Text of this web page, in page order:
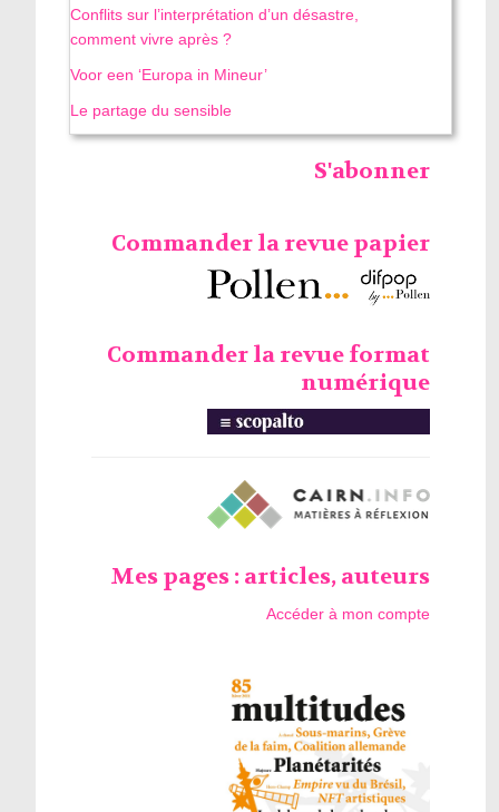
Conflits sur l’interprétation d’un désastre,
comment vivre après ?
Voor een ‘Europa in Mineur’
Le partage du sensible
S'abonner
Commander la revue papier
Commander la revue format
numérique
Mes pages : articles, auteurs
Accéder à mon compte